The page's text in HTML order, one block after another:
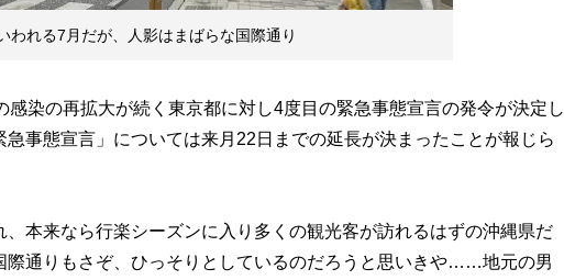
われる7月だが、人影はまばらな国際通り
染の再拡大が続く東京都に対し4度目の緊急事態宣言の発令が決定し
事態宣言」については来月22日までの延長が決まったことが報じら
本来なら行楽シーズンに入り多くの観光客が訪れるはずの沖縄県だ
際通りもさぞ、ひっそりとしているのだろうと思いきや……地元の男